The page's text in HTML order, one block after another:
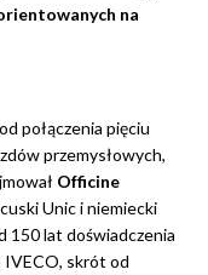
na
połączenia pięciu
przemysłowych,
Officine
Unic i niemiecki
150 lat doświadczenia
IVECO, skrót od